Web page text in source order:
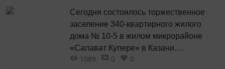
ребенок в неблагополучной семье,
ставший в младенчестве инвалидом
с...
Сегодня состоялось торжественное
заселение 340-квартирного жилого
дома № 10-5 в жилом микрорайоне
«Салават Купере» в Казани.
Новоселами стали участники
1089 0
0